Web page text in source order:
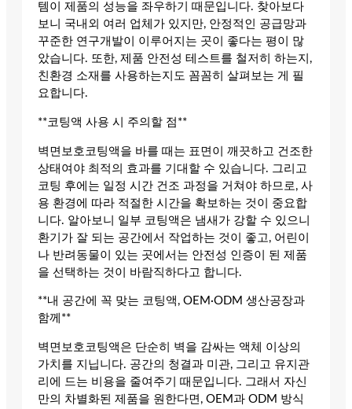
템이 제품의 성능을 좌우하기 때문입니다. 찾아보다
보니 국내외 여러 업체가 있지만, 안정적인 공급망과
꾸준한 연구개발이 이루어지는 곳이 좋다는 평이 많
았습니다. 또한, 제품 안전성 테스트를 철저히 하는지,
친환경 소재를 사용하는지도 꼼꼼히 살펴보는 게 필
요합니다.
**코팅액 사용 시 주의할 점**
벽면보호코팅액을 바를 때는 표면이 깨끗하고 건조한
상태여야 최적의 효과를 기대할 수 있습니다. 그리고
코팅 후에는 일정 시간 건조 과정을 거쳐야 하므로, 사
용 환경에 따라 적절한 시간을 확보하는 것이 중요합
니다. 알아보니 일부 코팅액은 냄새가 강할 수 있으니
환기가 잘 되는 공간에서 작업하는 것이 좋고, 어린이
나 반려동물이 있는 곳에서는 안전성 인증이 된 제품
을 선택하는 것이 바람직하다고 합니다.
**내 공간에 꼭 맞는 코팅액, OEM·ODM 생산공장과
함께**
벽면보호코팅액은 단순히 벽을 감싸는 액체 이상의
가치를 지닙니다. 공간의 청결과 미관, 그리고 유지관
리에 드는 비용을 줄여주기 때문입니다. 그래서 자신
만의 차별화된 제품을 원한다면, OEM과 ODM 방식